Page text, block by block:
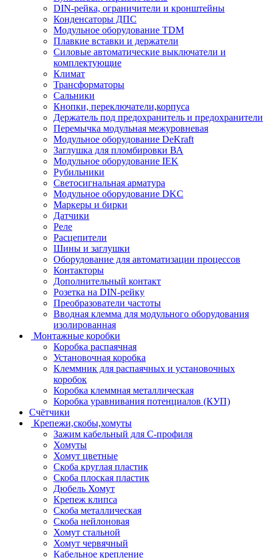
DIN-рейка, ограничители и кронштейны
Конденсаторы ДПС
Модульное оборудование TDM
Плавкие вставки и держатели
Силовые автоматические выключатели и
комплектующие
Климат
Трансформаторы
Сальники
Кнопки, переключатели,корпуса
Держатель под предохранитель и предохранители
Перемычка модульная межуровневая
Модульное оборудование DeKraft
Заглушка для пломбировки ВА
Модульное оборудование IEK
Рубильники
Светосигнальная арматура
Модульное оборудование DKC
Маркеры и бирки
Датчики
Реле
Расцепители
Шины и заглушки
Оборудование для автоматизации процессов
Контакторы
Дополнительный контакт
Розетка на DIN-рейку
Преобразователи частоты
Вводная клемма для модульного оборудования
изолированная
Монтажные коробки
Коробка распаячная
Установочная коробка
Клеммник для распаячных и установочных
коробок
Коробка клеммная металлическая
Коробка уравнивания потенциалов (КУП)
Счётчики
Крепежи,скобы,хомуты
Зажим кабельный для С-профиля
Хомуты
Хомут цветные
Скоба круглая пластик
Скоба плоская пластик
Дюбель Хомут
Крепеж клипса
Скоба металлическая
Скоба нейлоновая
Хомут стальной
Хомут червячный
Кабельное крепление